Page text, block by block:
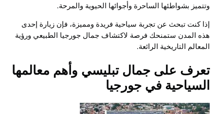
وتتميز بشواطئها الساحرة وأجوائها الحيوية والمرحة.
إذا كنت تبحث عن تجربة سياحية فريدة ومميزة، فإن زيارة إحدى
هذه المدن ستمنحك فرصة لاكتشاف جمال جورجيا الطبيعي ورؤية
المعالم التاريخية الرائعة.
تعرف على جمال تبليسي وأهم معالمها
السياحية في جورجيا